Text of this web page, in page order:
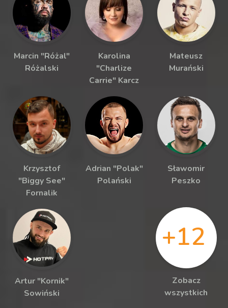
Marcin "Różal"
Różalski
Karolina
"Charlize
Carrie" Karcz
Mateusz
Murański
Krzysztof
"Biggy See"
Fornalik
Adrian "Polak"
Polański
Sławomir
Peszko
Artur "Kornik"
Sowiński
+12
Zobacz
wszystkich